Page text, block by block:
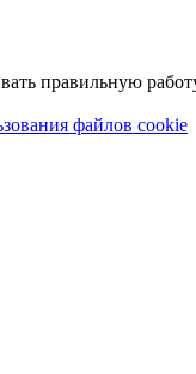
правильную
файлов cookie